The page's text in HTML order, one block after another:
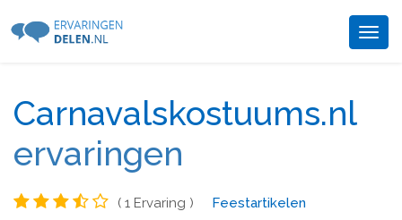
Carnavalskostuums.nl
ervaringen
( 1 Ervaring ) Feestartikelen